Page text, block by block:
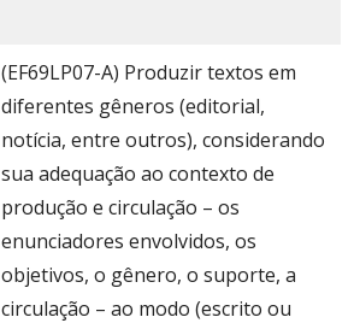
(EF69LP07-A) Produzir textos em
diferentes gêneros (editorial,
notícia, entre outros), considerando
sua adequação ao contexto de
produção e circulação – os
enunciadores envolvidos, os
objetivos, o gênero, o suporte, a
circulação – ao modo (escrito ou